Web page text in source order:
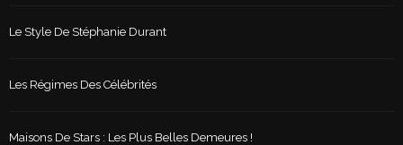
Le Style De Stéphanie Durant
Les Régimes Des Célébrités
Maisons De Stars : Les Plus Belles Demeures !